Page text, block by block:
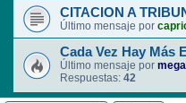
CITACION A
Último mensaje por
Cada Vez Hay Más
Último mensaje por
Respuestas: 42